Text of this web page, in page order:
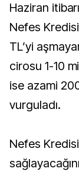
Haziran
Nefes
TL’yi
cirosu 1-10
ise azami
vurguladı.
Nefes